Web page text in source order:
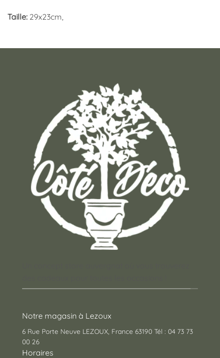
Taille: 29x23cm,
Notre magasin à Lezoux
6 Rue Porte Neuve LEZOUX, France 63190 Tél : 04 73 73
00 26
Horaires